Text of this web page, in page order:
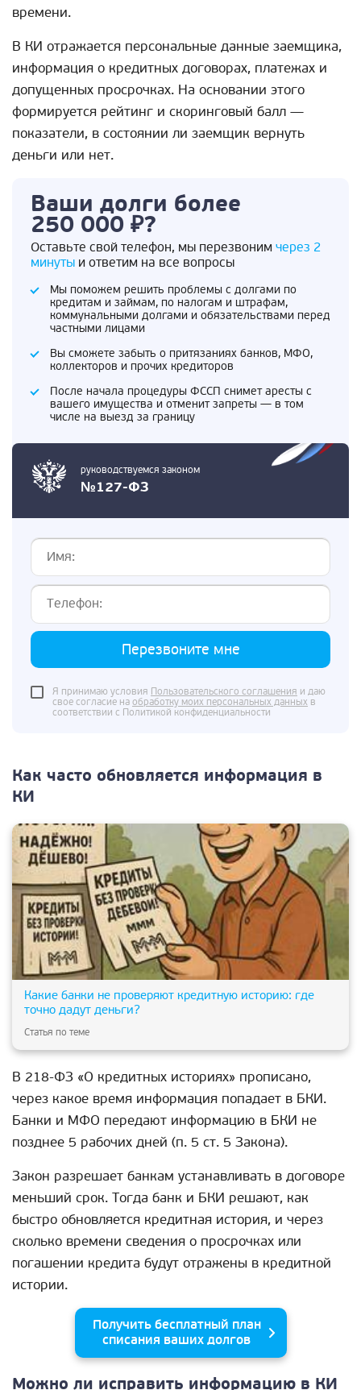
времени.
В КИ отражается персональные данные заемщика,
информация о кредитных договорах, платежах и
допущенных просрочках. На основании этого
формируется рейтинг и скоринговый балл —
показатели, в состоянии ли заемщик вернуть
деньги или нет.
руководствуемся законом
№127-ФЗ
Ваши долги более
250 000 ₽?
Оставьте свой телефон, мы перезвоним через 2
минуты и ответим на все вопросы
Мы поможем решить проблемы с долгами по
кредитам и займам, по налогам и штрафам,
коммунальными долгами и обязательствами перед
частными лицами
Вы сможете забыть о притязаниях банков, МФО,
коллекторов и прочих кредиторов
После начала процедуры ФССП снимет аресты с
вашего имущества и отменит запреты — в том
числе на выезд за границу
Перезвоните мне
Я принимаю условия Пользовательского соглашения и даю
свое согласие на обработку моих персональных данных в
соответствии с Политикой конфиденциальности
Как часто обновляется информация в
КИ
Какие банки не проверяют кредитную историю: где
точно дадут деньги?
Статья по теме
В 218-ФЗ «О кредитных историях» прописано,
через какое время информация попадает в БКИ.
Банки и МФО передают информацию в БКИ не
позднее 5 рабочих дней (п. 5 ст. 5 Закона).
Закон разрешает банкам устанавливать в договоре
меньший срок. Тогда банк и БКИ решают, как
быстро обновляется кредитная история, и через
сколько времени сведения о просрочках или
погашении кредита будут отражены в кредитной
истории.
Получить бесплатный план
списания ваших долгов
Можно ли исправить информацию в КИ